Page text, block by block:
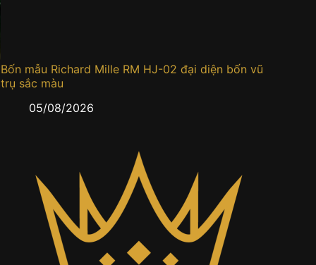
Bốn mẫu Richard Mille RM HJ-02 đại diện bốn vũ
trụ sắc màu
05/08/2026